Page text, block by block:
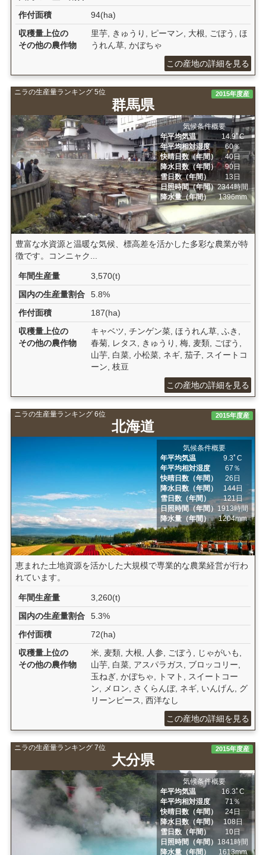
作付面積
94(ha)
収穫量上位の
その他の農作物
里芋, きゅうり, ピーマン, 大根, ごぼう, ほ
うれん草, かぼちゃ
この産地の詳細を見る
ニラの生産量ランキング 5位
群馬県
2015年度産
気候条件概要
年平均気温
14.9ﾟC
年平均相対湿度
60％
快晴日数（年間）
40日
降水日数（年間）
90日
雪日数（年間）
13日
日照時間（年間）2344時間
降水量（年間）
1396mm
豊富な水資源と温暖な気候、標高差を活かした多彩な農業が特
徴です。コンニャク...
年間生産量
3,570(t)
国内の生産量割合
5.8%
作付面積
187(ha)
収穫量上位の
その他の農作物
キャベツ, チンゲン菜, ほうれん草, ふき,
春菊, レタス, きゅうり, 梅, 麦類, ごぼう,
山芋, 白菜, 小松菜, ネギ, 茄子, スイートコ
ーン, 枝豆
この産地の詳細を見る
ニラの生産量ランキング 6位
北海道
2015年度産
気候条件概要
年平均気温
9.3ﾟC
年平均相対湿度
67％
快晴日数（年間）
26日
降水日数（年間）
144日
雪日数（年間）
121日
日照時間（年間） 1913時間
降水量（年間）
1204mm
恵まれた土地資源を活かした大規模で専業的な農業経営が行わ
れています。
年間生産量
3,260(t)
国内の生産量割合
5.3%
作付面積
72(ha)
収穫量上位の
その他の農作物
米, 麦類, 大根, 人参, ごぼう, じゃがいも,
山芋, 白菜, アスパラガス, ブロッコリー,
玉ねぎ, かぼちゃ, トマト, スイートコー
ン, メロン, さくらんぼ, ネギ, いんげん, グ
リーンピース, 西洋なし
この産地の詳細を見る
ニラの生産量ランキング 7位
大分県
2015年度産
気候条件概要
年平均気温
16.3ﾟC
年平均相対湿度
71％
快晴日数（年間）
24日
降水日数（年間）
108日
雪日数（年間）
10日
日照時間（年間） 1841時間
降水量（年間）
1613mm